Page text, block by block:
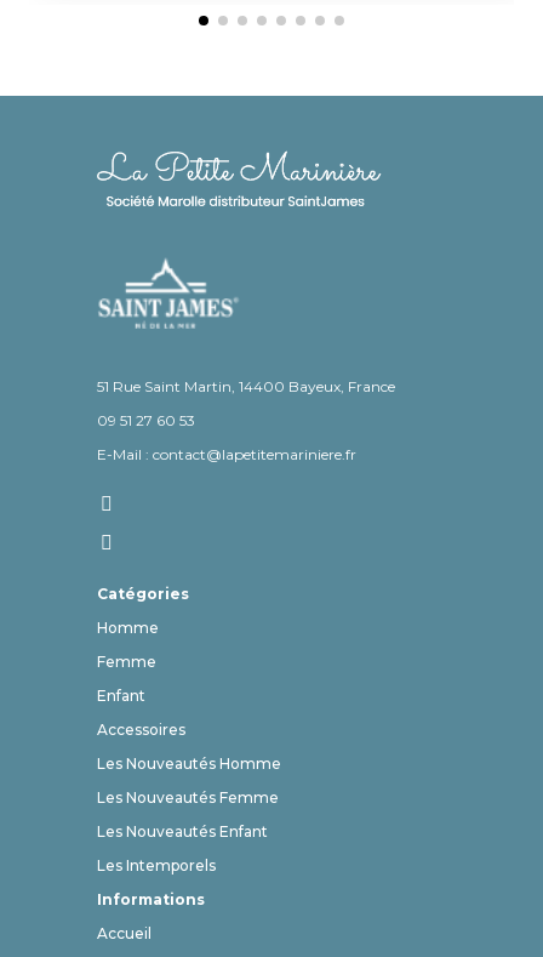
51 Rue Saint Martin, 14400 Bayeux, France
09 51 27 60 53
E-Mail : contact@lapetitemariniere.fr
Catégories
Homme
Femme
Enfant
Accessoires
Les Nouveautés Homme
Les Nouveautés Femme
Les Nouveautés Enfant
Les Intemporels
Informations
Accueil